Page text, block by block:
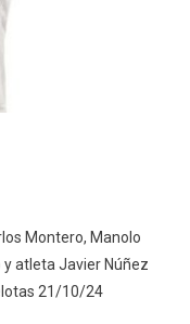
Montero, Manolo
y atleta Javier Núñez
21/10/24